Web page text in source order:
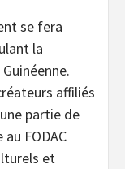
se fera
la
affiliés
partie de
FODAC
et